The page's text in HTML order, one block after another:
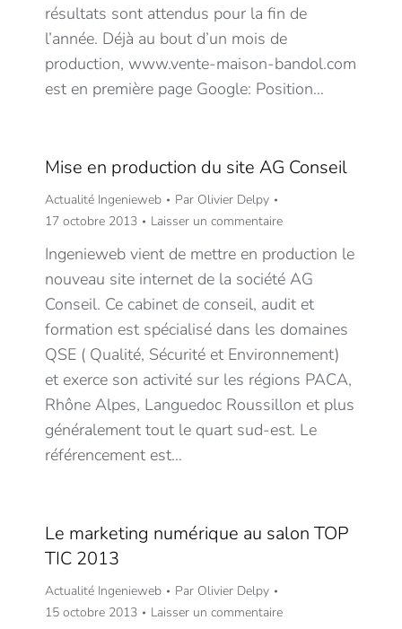
résultats sont attendus pour la fin de
l’année. Déjà au bout d’un mois de
production, www.vente-maison-bandol.com
est en première page Google: Position…
Mise en production du site AG Conseil
Actualité Ingenieweb Par Olivier Delpy
17 octobre 2013
Laisser un commentaire
Ingenieweb vient de mettre en production le
nouveau site internet de la société AG
Conseil. Ce cabinet de conseil, audit et
formation est spécialisé dans les domaines
QSE ( Qualité, Sécurité et Environnement)
et exerce son activité sur les régions PACA,
Rhône Alpes, Languedoc Roussillon et plus
généralement tout le quart sud-est. Le
référencement est…
Le marketing numérique au salon TOP
TIC 2013
Actualité Ingenieweb Par Olivier Delpy
15 octobre 2013
Laisser un commentaire